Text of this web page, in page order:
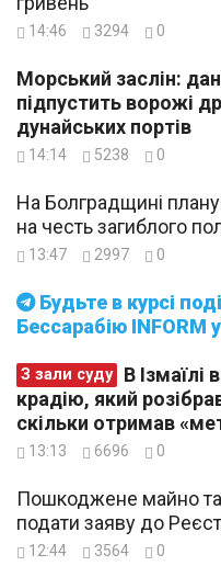
Будьте в курсі подій. Підписуйтесь на
Бессарабію INFORM
14:46 3294 0
Морський заслін:
підпустить ворожі
дунайських портів
14:14 5238 0
На Болградщині
на честь загиблого
13:47 2997 0
З зали суду
крадію, який
скільки отримав
13:13 6696 0
Пошкоджене майно та
подати заяву до
12:44 3564 0